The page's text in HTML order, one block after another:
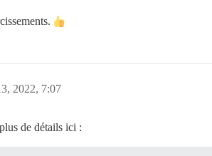
2022, 7:07
de détails ici :